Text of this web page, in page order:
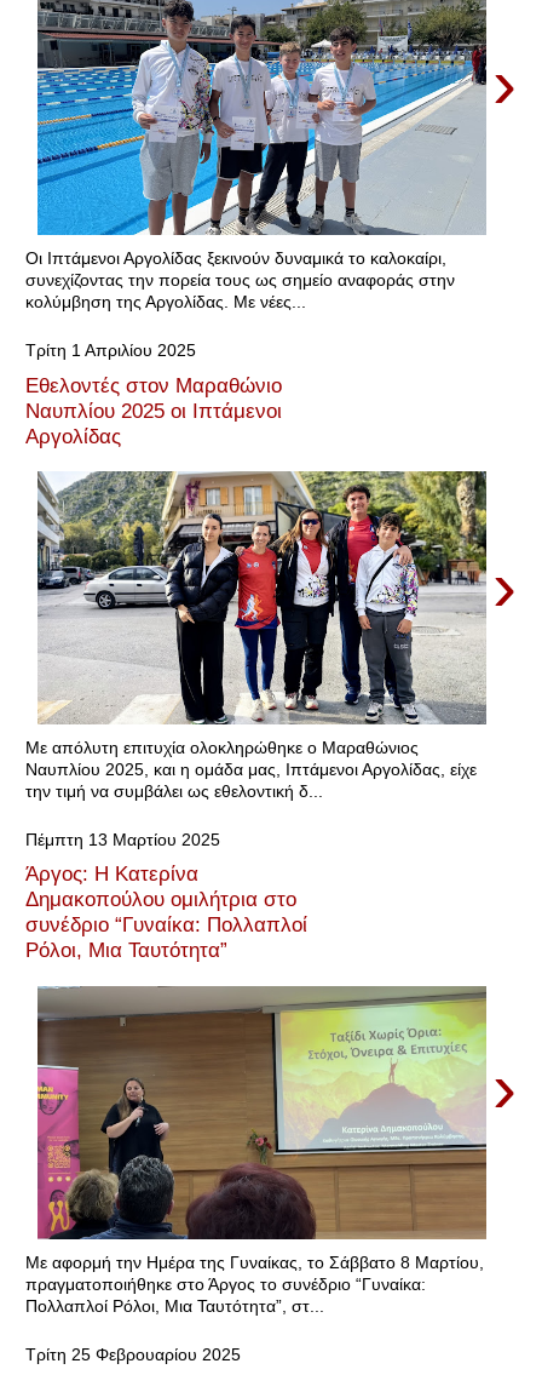
›
Οι Ιπτάμενοι Αργολίδας ξεκινούν δυναμικά το καλοκαίρι,
συνεχίζοντας την πορεία τους ως σημείο αναφοράς στην
κολύμβηση της Αργολίδας. Με νέες...
Τρίτη 1 Απριλίου 2025
Εθελοντές στον Μαραθώνιο
Ναυπλίου 2025 οι Ιπτάμενοι
Αργολίδας
›
Με απόλυτη επιτυχία ολοκληρώθηκε ο Μαραθώνιος
Ναυπλίου 2025, και η ομάδα μας, Ιπτάμενοι Αργολίδας, είχε
την τιμή να συμβάλει ως εθελοντική δ...
Πέμπτη 13 Μαρτίου 2025
Άργος: Η Κατερίνα
Δημακοπούλου ομιλήτρια στο
συνέδριο “Γυναίκα: Πολλαπλοί
Ρόλοι, Μια Ταυτότητα”
›
Με αφορμή την Ημέρα της Γυναίκας, το Σάββατο 8 Μαρτίου,
πραγματοποιήθηκε στο Άργος το συνέδριο “Γυναίκα:
Πολλαπλοί Ρόλοι, Μια Ταυτότητα”, στ...
Τρίτη 25 Φεβρουαρίου 2025